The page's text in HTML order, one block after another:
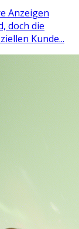
Anzeigen
doch die
Kunde...